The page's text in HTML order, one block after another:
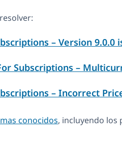
– Version 9.0.0
Subscriptions –
– Incorrect
conocidos, incluyendo